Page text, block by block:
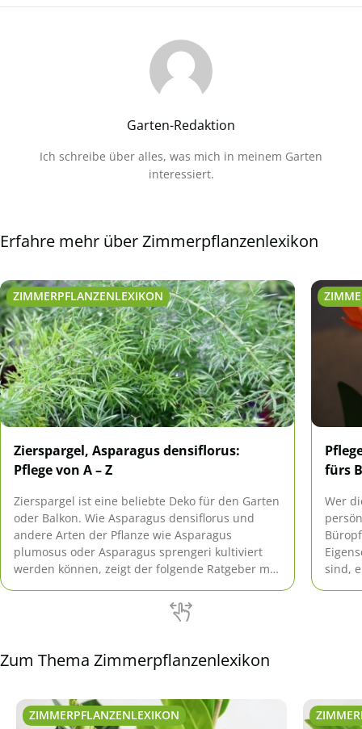
Garten-Redaktion
Ich schreibe über alles, was mich in meinem Garten
interessiert.
Erfahre mehr über Zimmerpflanzenlexikon
ZIMMERPFLANZENLEXIKON
Zierspargel, Asparagus densiflorus:
Pflege von A – Z
Zierspargel ist eine beliebte Deko für den Garten
oder Balkon. Wie Asparagus densiflorus und
andere Arten der Pflanze wie Asparagus
plumosus oder Asparagus sprengeri kultiviert
werden können, zeigt der folgende Ratgeber mit
fürs
Wer
sind,
Zum Thema Zimmerpflanzenlexikon
ZIMMERPFLANZENLEXIKON